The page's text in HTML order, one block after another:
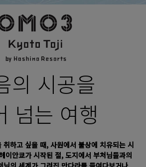
의 시공을
넘는 여행
취하고 싶을 때, 사원에서 불상에 치유되는 시
이안쿄가 시작된 절, 도지에서 부처님들과의